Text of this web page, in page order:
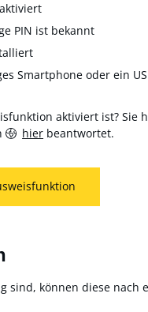
PIN ist bekannt
Smartphone oder ein
aktiviert ist? Sie
hier beantwortet.
sind, können diese